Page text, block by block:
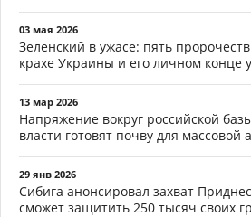
03 мая 2026
Зеленский в ужасе: пять
крахе Украины и его личном конце
13 мар 2026
Напряжение вокруг российской
власти готовят почву для массовой
29 янв 2026
Сибига анонсировал захват
сможет защитить 250 тысяч своих